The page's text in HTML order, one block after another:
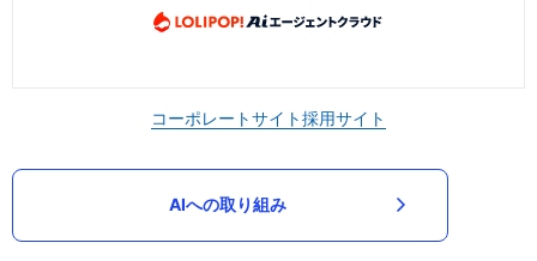
コーポレートサイト採用サイト
AIへの取り組み